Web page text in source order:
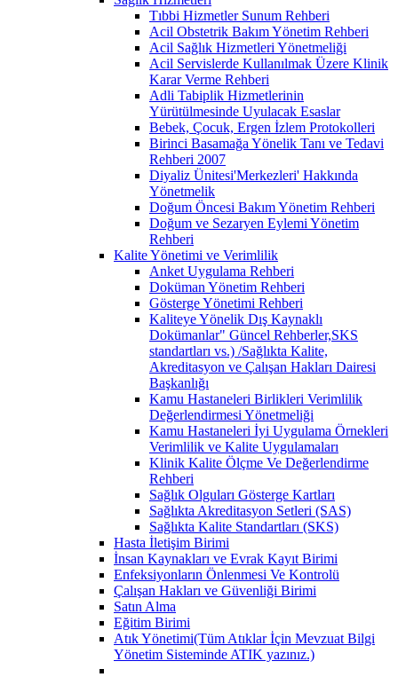
Tıbbi Hizmetler Sunum Rehberi
Acil Obstetrik Bakım Yönetim Rehberi
Acil Sağlık Hizmetleri Yönetmeliği
Acil Servislerde Kullanılmak Üzere Klinik
Karar Verme Rehberi
Adli Tabiplik Hizmetlerinin
Yürütülmesinde Uyulacak Esaslar
Bebek, Çocuk, Ergen İzlem Protokolleri
Birinci Basamağa Yönelik Tanı ve Tedavi
Rehberi 2007
Diyaliz Ünitesi'Merkezleri' Hakkında
Yönetmelik
Doğum Öncesi Bakım Yönetim Rehberi
Doğum ve Sezaryen Eylemi Yönetim
Rehberi
Kalite Yönetimi ve Verimlilik
Anket Uygulama Rehberi
Doküman Yönetim Rehberi
Gösterge Yönetimi Rehberi
Kaliteye Yönelik Dış Kaynaklı
Dokümanlar" Güncel Rehberler,SKS
standartları vs.) /Sağlıkta Kalite,
Akreditasyon ve Çalışan Hakları Dairesi
Başkanlığı
Kamu Hastaneleri Birlikleri Verimlilik
Değerlendirmesi Yönetmeliği
Kamu Hastaneleri İyi Uygulama Örnekleri
Verimlilik ve Kalite Uygulamaları
Klinik Kalite Ölçme Ve Değerlendirme
Rehberi
Sağlık Olguları Gösterge Kartları
Sağlıkta Akreditasyon Setleri (SAS)
Sağlıkta Kalite Standartları (SKS)
Hasta İletişim Birimi
İnsan Kaynakları ve Evrak Kayıt Birimi
Enfeksiyonların Önlenmesi Ve Kontrolü
Çalışan Hakları ve Güvenliği Birimi
Satın Alma
Eğitim Birimi
Atık Yönetimi(Tüm Atıklar İçin Mevzuat Bilgi
Yönetim Sisteminde ATIK yazınız.)